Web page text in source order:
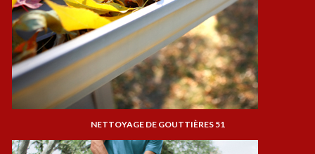
NETTOYAGE DE GOUTTIÈRES 51